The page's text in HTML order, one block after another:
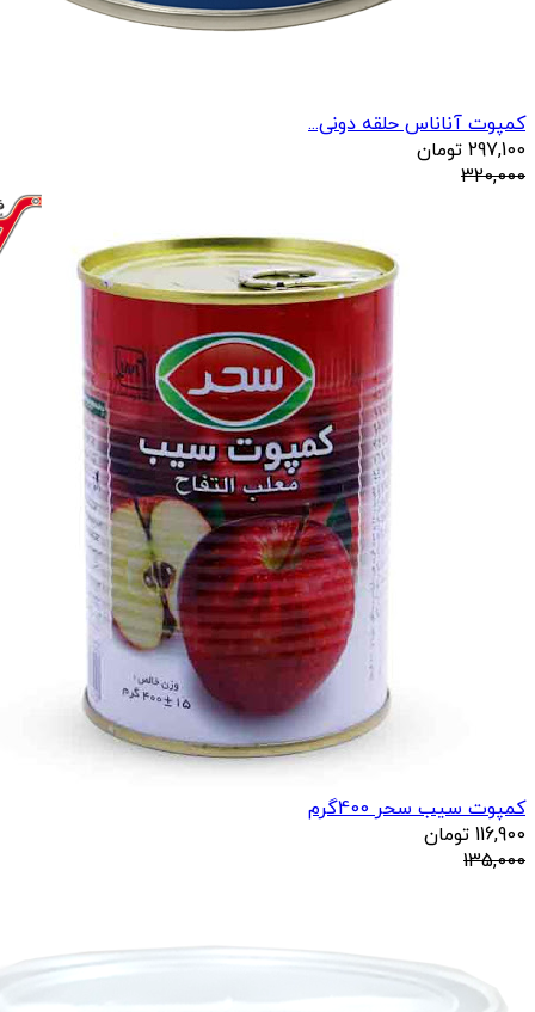
کمپوت آناناس حلقه دونی...
297,100 تومان
320,000
کمپوت سیب سحر 400گرم
116,900 تومان
135,000